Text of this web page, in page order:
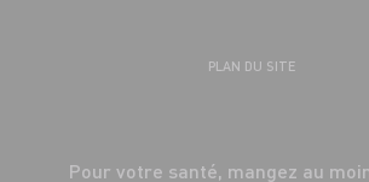
PLAN DU SITE
Pour votre santé, mangez au